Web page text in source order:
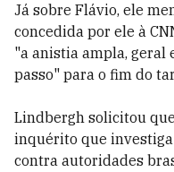
Já sobre Flávio, ele
concedida por ele à
"a anistia ampla,
passo" para o fim do
Lindbergh solicitou
inquérito que investiga
contra autoridades